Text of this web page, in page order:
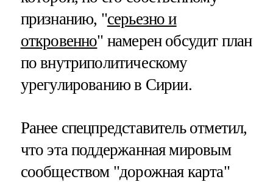
признанию, "серьезно и
откровенно" намерен обсудит план
по внутриполитическому
урегулированию в Сирии.
Ранее спецпредставитель отметил,
что эта поддержанная мировым
сообществом "дорожная карта"